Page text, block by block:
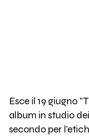
Esce il 19 giugno
album in studio dei
secondo per